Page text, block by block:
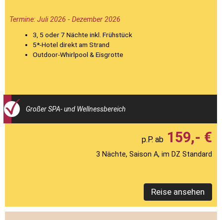
Termine: Juli 2026 - Dezember 2026
3, 5 oder 7 Nächte inkl. Frühstück
5*-Hotel direkt am Strand
Outdoor-Whirlpool & Eisgrotte
Großer SPA- und Wellnessbereich
159,- €
3 Nächte, Saison A, im DZ Standard
Reise ansehen